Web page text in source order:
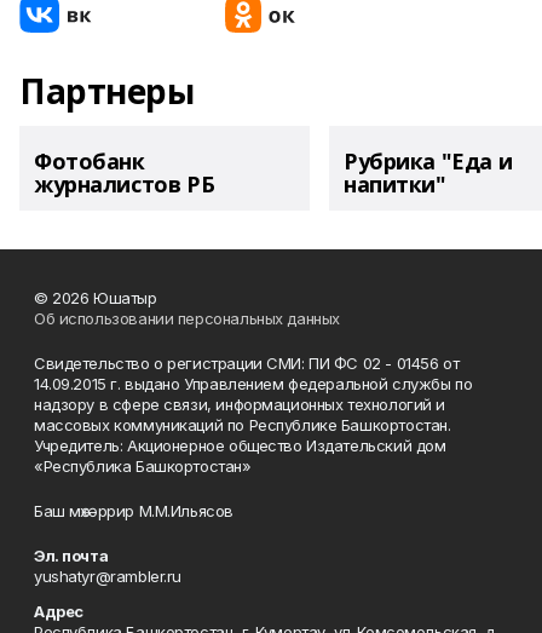
Партнеры
Фотобанк
журналистов РБ
Рубрика "Еда и
напитки"
© 2026 Юшатыр
Об использовании персональных данных
Свидетельство о регистрации СМИ: ПИ ФС 02 - 01456 от
14.09.2015 г. выдано Управлением федеральной службы по
надзору в сфере связи, информационных технологий и
массовых коммуникаций по Республике Башкортостан.
Учредитель: Акционерное общество Издательский дом
«Республика Башкортостан»
Баш мөхәррир М.М.Ильясов
Эл. почта
yushatyr@rambler.ru
Адрес